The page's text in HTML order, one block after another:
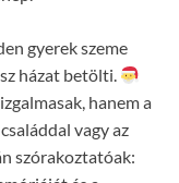
gyerek szeme
házat betölti.
hanem a
vagy az
szórakoztatóak: